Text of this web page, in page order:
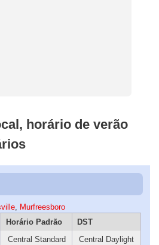
horário de verão
Murfreesboro
Horário Padrão
DST
Central Standard
Central Daylight